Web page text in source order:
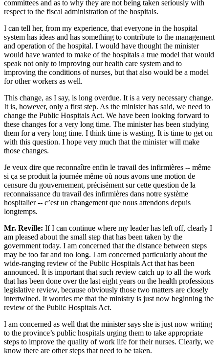
committees and as to why they are not being taken seriously with
respect to the fiscal administration of the hospitals.
I can tell her, from my experience, that everyone in the hospital
system has ideas and has something to contribute to the management
and operation of the hospital. I would have thought the minister
would have wanted to make of the hospitals a true model that would
speak not only to improving our health care system and to
improving the conditions of nurses, but that also would be a model
for other workers as well.
This change, as I say, is long overdue. It is a very necessary change.
It is, however, only a first step. As the minister has said, we need to
change the Public Hospitals Act. We have been looking forward to
these changes for a very long time. The minister has been studying
them for a very long time. I think time is wasting. It is time to get on
with this question. I hope very much that the minister will make
those changes.
Je veux dire que reconnaître enfin le travail des infirmières -- même
si ça se produit la journée même où nous avons une motion de
censure du gouvernement, précisément sur cette question de la
reconnaissance du travail des infirmières dans notre système
hospitalier -- c’est un changement que nous attendons depuis
longtemps.
Mr. Reville: If I can continue where my leader has left off, clearly I
am pleased about the small step that has been taken by the
government today. I am concerned that the distance between steps
may be too far and too long. I am concerned particularly about the
wide-ranging review of the Public Hospitals Act that has been
announced. It is important that such review catch up to all the work
that has been done over the last eight years on the health professions
legislative review, because obviously those two matters are closely
intertwined. It worries me that the ministry is just now beginning the
review of the Public Hospitals Act.
I am concerned as well that the minister says she is just now writing
to the province’s public hospitals urging them to take appropriate
steps to improve the quality of work life for their nurses. Clearly, we
know there are other steps that need to be taken.